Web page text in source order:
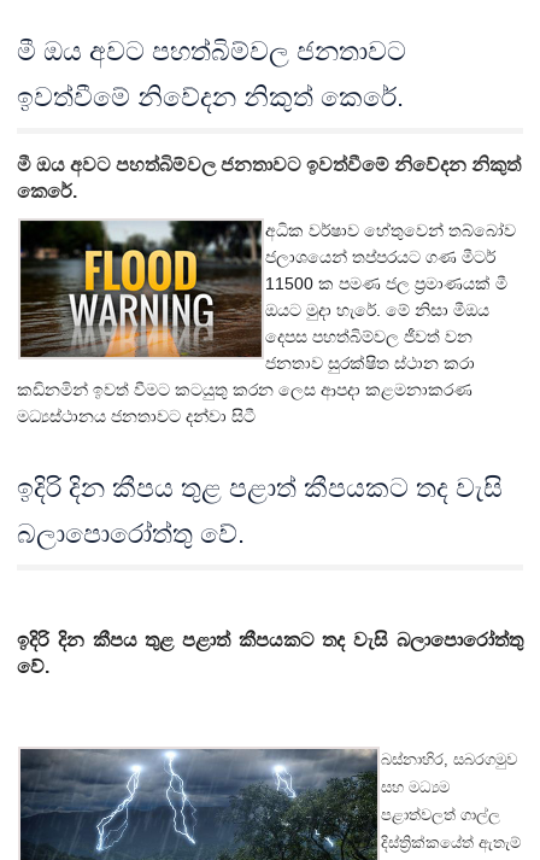
මී ඔය අවට පහත්බිම්වල ජනතාවට
ඉවත්වීමේ නිවේදන නිකුත් කෙරේ.
මී ඔය අවට පහත්බිම්වල ජනතාවට ඉවත්වීමේ නිවේදන නිකුත්
කෙරේ.
අධික වර්ෂාව හේතුවෙන් තබ්බෝව
ජලාශයෙන් තප්පරයට ගණ මීටර්
11500 ක පමණ ජල ප්‍රමාණයක් මී
ඔයට මුදා හැරේ. මේ නිසා මීඔය
දෙපස පහත්බිම්වල ජීවත් වන
ජනතාව සුරක්ෂිත ස්ථාන කරා
කඩිනමින් ඉවත් වීමට කටයුතු කරන ලෙස ආපදා කළමනාකරණ
මධ්‍යස්ථානය ජනතාවට දන්වා සිටී
ඉදිරි දින කීපය තුළ පළාත් කීපයකට තද වැසි
බලාපොරෝත්තු වේ.
ඉදිරි දින කීපය තුළ පළාත් කීපයකට තද වැසි බලාපොරෝත්තු
වේ.
බස්නාහිර, සබරගමුව
සහ මධ්‍යම
පළාත්වලත් ගාල්ල
දිස්ත්‍රික්කයේත් ඇතැම්